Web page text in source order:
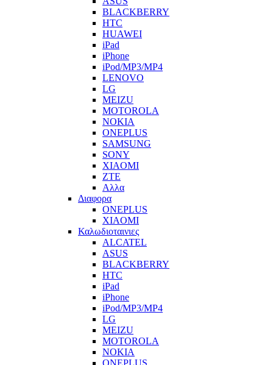
BLACKBERRY
HTC
HUAWEI
iPad
iPhone
iPod/MP3/MP4
LENOVO
LG
MEIZU
MOTOROLA
NOKIA
ONEPLUS
SAMSUNG
SONY
XIAOMI
ZTE
Αλλα
Διαφορα
ONEPLUS
XIAOMI
Καλωδιοταινιες
ALCATEL
ASUS
BLACKBERRY
HTC
iPad
iPhone
iPod/MP3/MP4
LG
MEIZU
MOTOROLA
NOKIA
ONEPLUS